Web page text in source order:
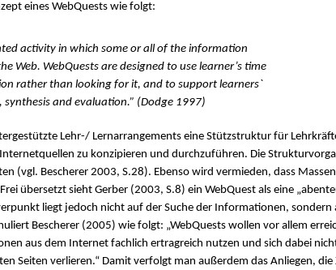
eines WebQuests wie folgt:
activity in which some or all of the information
Web. WebQuests are designed to use learner’s time
rather than looking for it, and to support learners`
and evaluation.” (Dodge 1997)
Lehr-/ Lernarrangements eine Stützstruktur für
zu konzipieren und durchzuführen. Die
(vgl. Bescherer 2003, S.28). Ebenso wird vermieden, dass
übersetzt sieht Gerber (2003, S.8) ein WebQuest als eine
liegt jedoch nicht auf der Suche der Informationen,
Bescherer (2005) wie folgt: „WebQuests wollen vor allem
aus dem Internet fachlich ertragreich nutzen und sich dabei
Seiten verlieren.“ Damit verfolgt man außerdem das Anliegen, die